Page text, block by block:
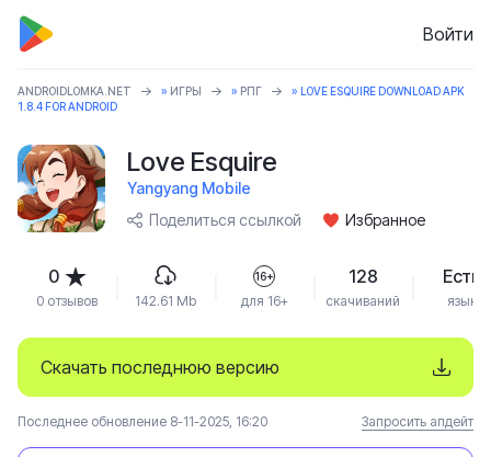
Войти
ANDROIDLOMKA.NET » ИГРЫ » РПГ
» LOVE ESQUIRE DOWNLOAD APK
1.8.4 FOR ANDROID
Love Esquire
Yangyang Mobile
Поделиться ссылкой
Избранное
Скачать последнюю версию
Последнее обновление 8-11-2025, 16:20 Запросить апдейт
0
0 отзывов 142.61 Mb
16+
для 16+
128
скачиваний
Есть
язык